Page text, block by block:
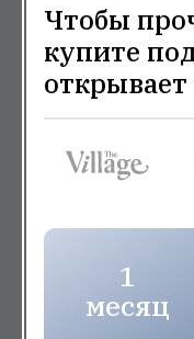
Чтобы
купите
1
месяц